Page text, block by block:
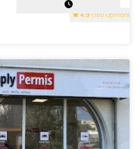
4.9 (180 Opinions)